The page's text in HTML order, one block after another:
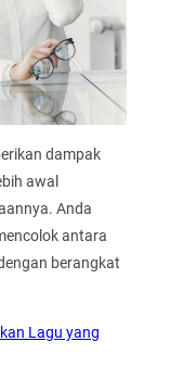
dampak
awal
Anda
antara
berangkat
Lagu yang